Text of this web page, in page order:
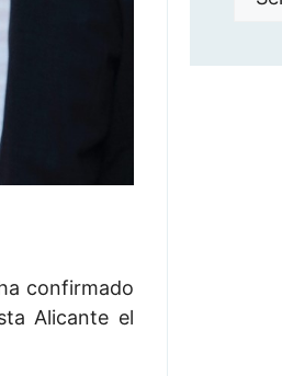
confirmado
Alicante el